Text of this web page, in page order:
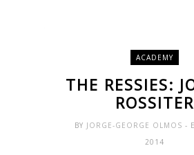
ACADEMY
THE RESSIES:
ROSSITER
BY JORGE-GEORGE OLMOS-
2014